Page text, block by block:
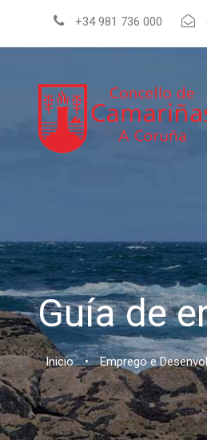
+34 981 736 000
Guía de
Inicio • Emprego e